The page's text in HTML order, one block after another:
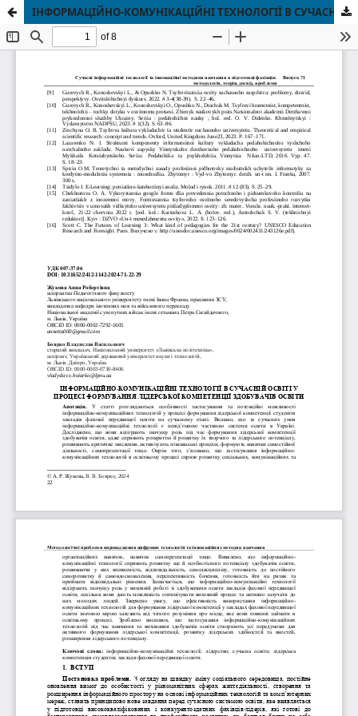
ІНФОРМАЦІЙНО-КОМУНІКАЦІЙНІ ТЕХНОЛОГІЇ В СУЧАСНІЙ ОСВІТІ УПРОЦЕСІ ФОРМУВАННЯ ЛІДЕРСЬКОЇ КОМПЕТЕНЦІЇ ЗДОБУВАЧІВ ОСВІТИ